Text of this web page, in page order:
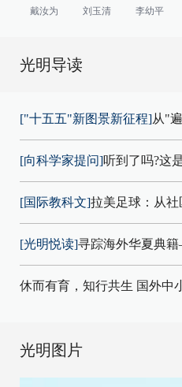
戴汝为
刘玉清 李幼平
光明导读
["十五五"新图景新征程]从"
[向科学家提问]听到了吗?这
[国际教科文]拉美足球：从
[光明悦读]寻踪海外华夏典
休而有育，知行共生 国外中
光明图片